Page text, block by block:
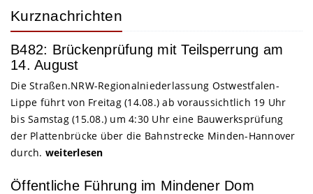
Kurznachrichten
B482: Brückenprüfung mit Teilsperrung am
14. August
Die Straßen.NRW-Regionalniederlassung Ostwestfalen-
Lippe führt von Freitag (14.08.) ab voraussichtlich 19 Uhr
bis Samstag (15.08.) um 4:30 Uhr eine Bauwerksprüfung
der Plattenbrücke über die Bahnstrecke Minden-Hannover
durch. weiterlesen
Öffentliche Führung im Mindener Dom